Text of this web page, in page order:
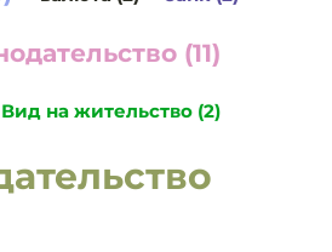
(11)
Вид на жительство (2)